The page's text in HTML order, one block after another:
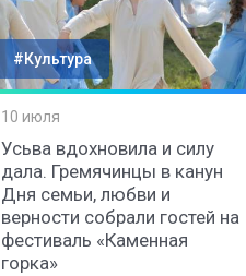
#Культура
10 июля
Усьва вдохновила и силу
дала. Гремячинцы в канун
Дня семьи, любви и
верности собрали гостей на
фестиваль «Каменная
горка»